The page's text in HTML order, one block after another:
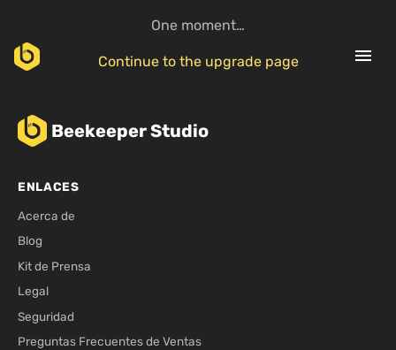
menu
One moment…
Continue to the upgrade page
Beekeeper Studio
ENLACES
Acerca de
Blog
Kit de Prensa
Legal
Seguridad
Preguntas Frecuentes de Ventas